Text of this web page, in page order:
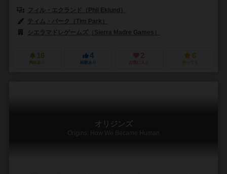
フィル・エクランド（Phil Eklund）
ティム・パーク（Tim Park）
シエラマドレゲームズ（Sierra Madre Games）
16
興味あり
4
経験あり
2
お気に入り
6
持ってる
オリジンズ
Origins: How We Became Human